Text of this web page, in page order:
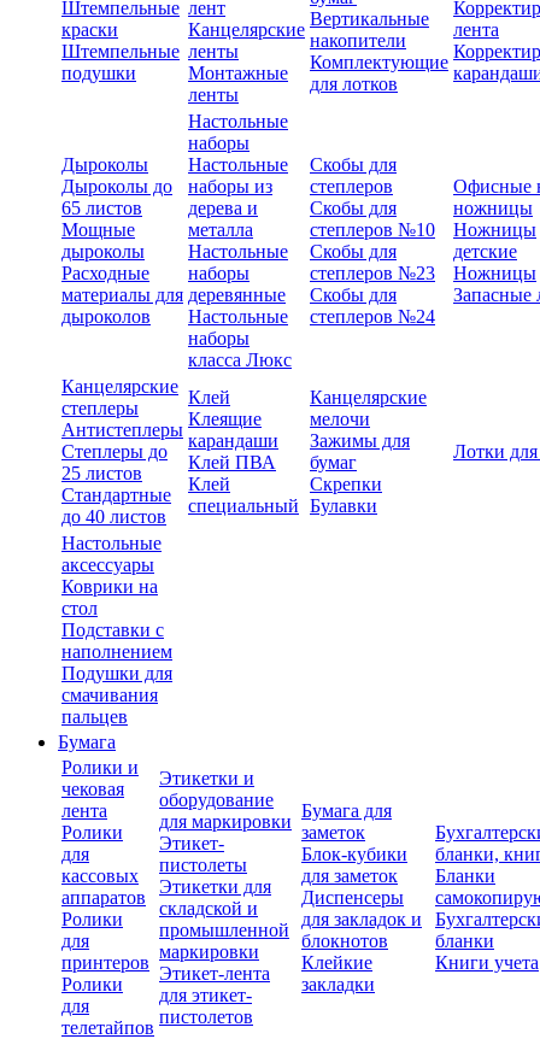
Штемпельные
краски
Штемпельные
подушки
лент
Канцелярские
ленты
Монтажные
ленты
Вертикальные
накопители
Комплектующие
для лотков
лента
Дыроколы
Дыроколы до
65 листов
Мощные
дыроколы
Расходные
материалы для
дыроколов
Настольные
наборы
Настольные
наборы из
дерева и
металла
Настольные
наборы
деревянные
Настольные
наборы
класса Люкс
Скобы для
степлеров
Скобы для
степлеров №10
Скобы для
степлеров №23
Скобы для
степлеров №24
Офисные
ножницы
Ножницы
детские
Ножницы
Запасные
Канцелярские
степлеры
Антистеплеры
Степлеры до
25 листов
Стандартные
до 40 листов
Клей
Клеящие
карандаши
Клей ПВА
Клей
специальный
Канцелярские
мелочи
Зажимы для
бумаг
Скрепки
Булавки
Лотки
Настольные
аксессуары
Коврики на
стол
Подставки с
наполнением
Подушки для
смачивания
пальцев
Бумага
Ролики и
чековая
лента
Ролики
для
кассовых
аппаратов
Ролики
для
принтеров
Ролики
для
телетайпов
Этикетки и
оборудование
для маркировки
Этикет-
пистолеты
Этикетки для
складской и
промышленной
маркировки
Этикет-лента
для этикет-
пистолетов
Бумага для
заметок
Блок-кубики
для заметок
Диспенсеры
для закладок и
блокнотов
Клейкие
закладки
бланки,
Бланки
бланки
Книги учета